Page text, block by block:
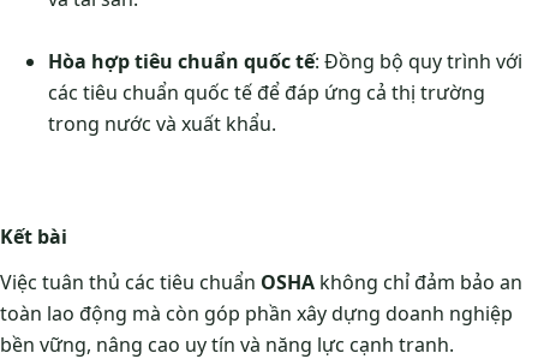
Hòa hợp tiêu chuẩn quốc tế: Đồng bộ quy trình với
các tiêu chuẩn quốc tế để đáp ứng cả thị trường
trong nước và xuất khẩu.
Kết bài
Việc tuân thủ các tiêu chuẩn OSHA không chỉ đảm bảo an
toàn lao động mà còn góp phần xây dựng doanh nghiệp
bền vững, nâng cao uy tín và năng lực cạnh tranh.